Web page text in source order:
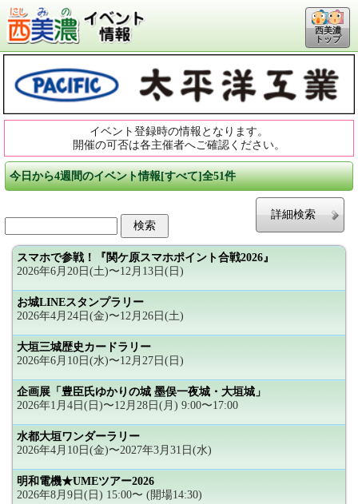
西美濃
トップ
イベント登録時の情報となります。
開催の可否は各主催者へご確認ください。
今日から4週間のイベント情報[すべて]全51件
詳細検索
スマホで参戦！『関ケ原スマホポイント合戦2026』
2026年6月20日(土)〜12月13日(日)
お城LINEスタンプラリー
2026年4月24日(金)〜12月26日(土)
大垣三城歴史カードラリー
2026年6月10日(水)〜12月27日(日)
企画展「豊臣氏ゆかりの城 墨俣一夜城・大垣城」
2026年1月4日(日)〜12月28日(月) 9:00〜17:00
水都大垣ワンダーラリー
2026年4月10日(金)〜2027年3月31日(水)
明和電機★UMEツアー2026
2026年8月9日(日) 15:00〜 (開場14:30)